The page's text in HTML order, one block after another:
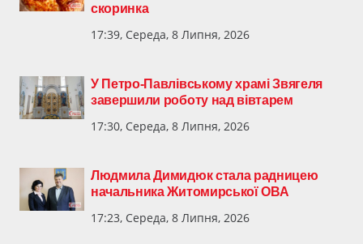
скоринка
17:39, Середа, 8 Липня, 2026
У Петро-Павлівському храмі Звягеля
завершили роботу над вівтарем
17:30, Середа, 8 Липня, 2026
Людмила Димидюк стала радницею
начальника Житомирської ОВА
17:23, Середа, 8 Липня, 2026